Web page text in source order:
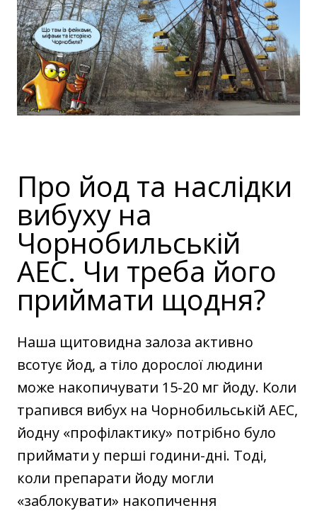
Про йод та наслідки
вибуху на
Чорнобильській
АЕС. Чи треба його
приймати щодня?
Наша щитовидна залоза активно
всотує йод, а тіло дорослої людини
може накопичувати 15-20 мг йоду. Коли
трапився вибух на Чорнобильській АЕС,
йодну «профілактику» потрібно було
приймати у перші години-дні. Тоді,
коли препарати йоду могли
«заблокувати» накопичення